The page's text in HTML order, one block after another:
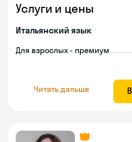
Услуги и цены
Итальянский язык
Для взрослых - премиум
Читать дальше